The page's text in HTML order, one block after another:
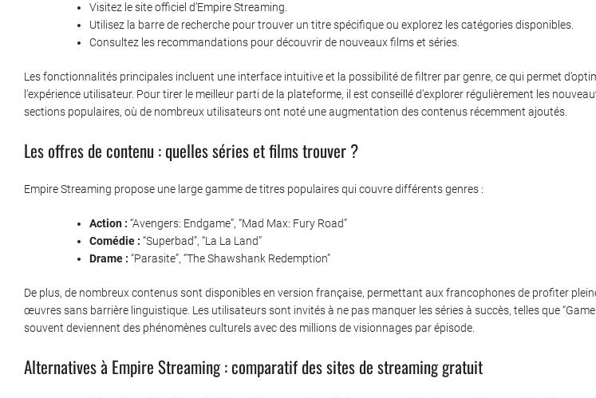
Visitez le site officiel d’Empire Streaming.
Utilisez la barre de recherche pour trouver un titre spécifique ou explorez les catégories disponibles.
Consultez les recommandations pour découvrir de nouveaux films et séries.
Les fonctionnalités principales incluent une interface intuitive et la possibilité de filtrer par genre, ce qui permet
l’expérience utilisateur. Pour tirer le meilleur parti de la plateforme, il est conseillé d’explorer régulièrement les
sections populaires, où de nombreux utilisateurs ont noté une augmentation des contenus récemment ajoutés.
Les offres de contenu : quelles séries et films trouver ?
Empire Streaming propose une large gamme de titres populaires qui couvre différents genres :
Action : “Avengers: Endgame”, “Mad Max: Fury Road”
Comédie : “Superbad”, “La La Land”
Drame : “Parasite”, “The Shawshank Redemption”
De plus, de nombreux contenus sont disponibles en version française, permettant aux francophones de profiter
œuvres sans barrière linguistique. Les utilisateurs sont invités à ne pas manquer les séries à succès, telles que “Game
souvent deviennent des phénomènes culturels avec des millions de visionnages par épisode.
Alternatives à Empire Streaming : comparatif des sites de streaming gratuit